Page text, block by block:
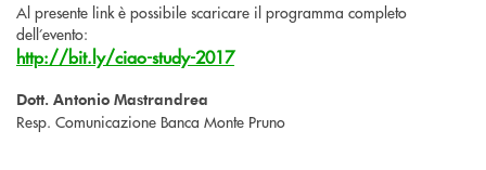
Al presente link è possibile scaricare il programma completo
dell’evento:
http://bit.ly/ciao-study-2017
Dott. Antonio Mastrandrea
Resp. Comunicazione Banca Monte Pruno